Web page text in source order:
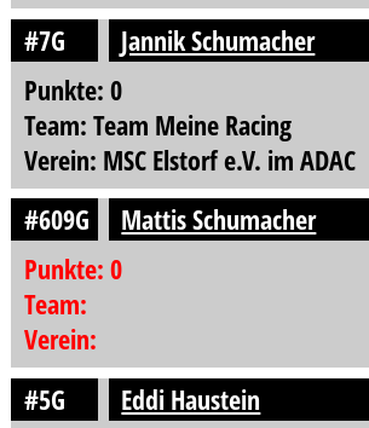
#7G
Jannik Schumacher
Punkte: 0
Team: Team Meine Racing
Verein: MSC Elstorf e.V. im ADAC
#609G
Mattis Schumacher
Punkte: 0
Team:
Verein:
#5G
Eddi Haustein